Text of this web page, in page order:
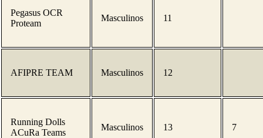
Pegasus OCR
Proteam
Masculinos 11
AFIPRE TEAM Masculinos 12
Running Dolls
ACuRa Teams
Masculinos 13 7